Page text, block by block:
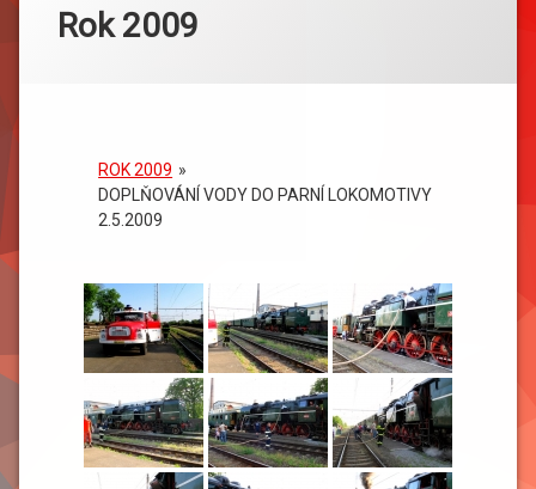
Rok 2009
ROK 2009 »
DOPLŇOVÁNÍ VODY DO PARNÍ LOKOMOTIVY
2.5.2009